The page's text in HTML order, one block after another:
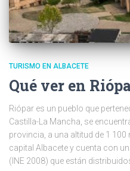
TURISMO EN ALBACETE
Qué ver en
Riópar es un pueblo que
Castilla-La Mancha, se
provincia, a una altitud de 1 100
capital Albacete y cuenta con
(INE 2008) que están